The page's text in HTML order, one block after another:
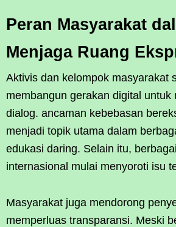
Peran Masyarakat
Menjaga Ruang
Aktivis dan kelompok masyarakat
membangun gerakan digital untuk
dialog. ancaman kebebasan
menjadi topik utama dalam
edukasi daring. Selain itu,
internasional mulai menyoroti isu
Masyarakat juga mendorong
memperluas transparansi. Meski